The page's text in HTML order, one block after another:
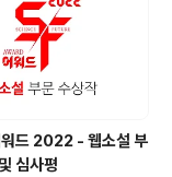
드 2022 - 웹소설 부
심사평